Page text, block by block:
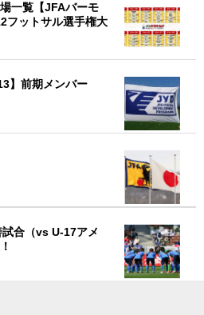
一覧【JFAバーモ
フットサル選手権大
】前期メンバー
合（vs U-17アメ